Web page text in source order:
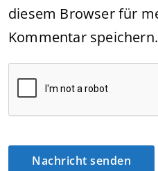
diesem Browser für
Kommentar speichern.